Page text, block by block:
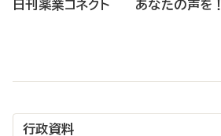
日刊薬業コネクト あなたの声を！
行政資料